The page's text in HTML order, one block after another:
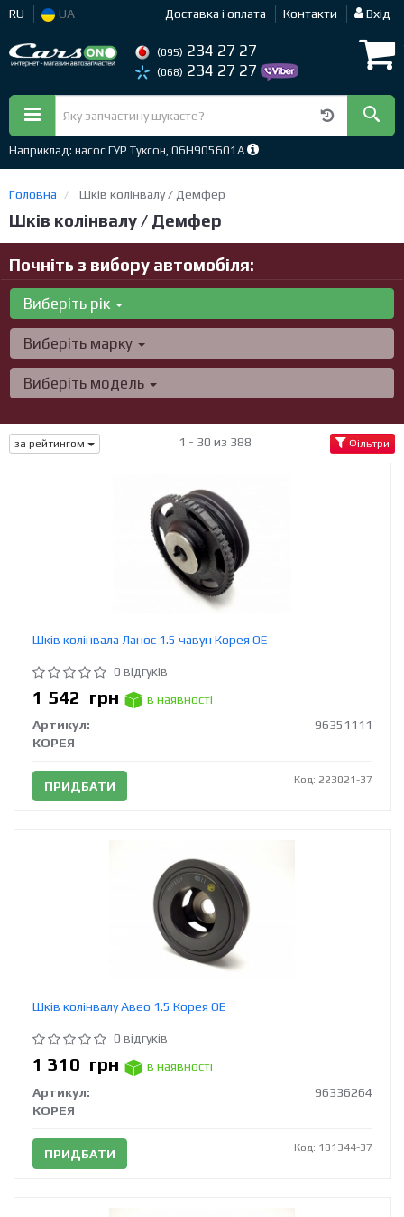
RU UA Доставка і оплата Контакти Вхід
(095) 234 27 27
(068) 234 27 27
Наприклад: насос ГУР Туксон, 06H905601A
Головна Шків колінвалу / Демфер
Шків колінвалу / Демфер
Почніть з вибору автомобіля:
Виберіть рік
Виберіть марку
Виберіть модель
за рейтингом 1 - 30 из 388 Фільтри
Шків колінвала Ланос 1.5 чавун Корея ОЕ
0 відгуків
1 542 грн
в наявності
Артикул:
96351111
КОРЕЯ
ПРИДБАТИ Код: 223021-37
Шків колінвалу Авео 1.5 Корея ОЕ
0 відгуків
1 310 грн
в наявності
Артикул:
96336264
КОРЕЯ
ПРИДБАТИ Код: 181344-37